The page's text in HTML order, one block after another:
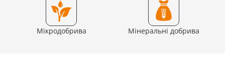
Мікродобрива Мінеральні добрива